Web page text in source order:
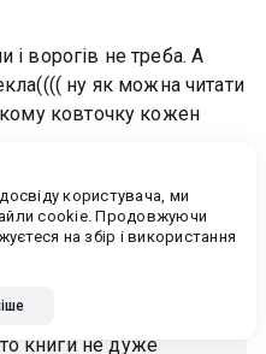
і ворогів не треба. А
ну як можна читати
ковточку кожен
книги не дуже
користувача, ми
cookie. Продовжуючи
на збір і використання